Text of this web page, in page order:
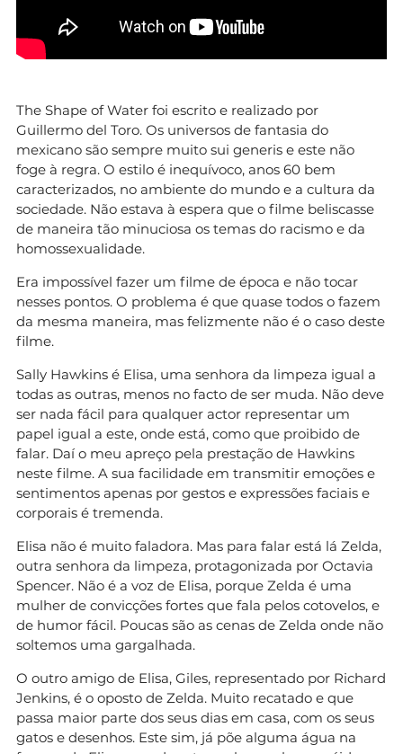
The Shape of Water foi escrito e realizado por
Guillermo del Toro. Os universos de fantasia do
mexicano são sempre muito sui generis e este não
foge à regra. O estilo é inequívoco, anos 60 bem
caracterizados, no ambiente do mundo e a cultura da
sociedade. Não estava à espera que o filme beliscasse
de maneira tão minuciosa os temas do racismo e da
homossexualidade.
Era impossível fazer um filme de época e não tocar
nesses pontos. O problema é que quase todos o fazem
da mesma maneira, mas felizmente não é o caso deste
filme.
Sally Hawkins é Elisa, uma senhora da limpeza igual a
todas as outras, menos no facto de ser muda. Não deve
ser nada fácil para qualquer actor representar um
papel igual a este, onde está, como que proibido de
falar. Daí o meu apreço pela prestação de Hawkins
neste filme. A sua facilidade em transmitir emoções e
sentimentos apenas por gestos e expressões faciais e
corporais é tremenda.
Elisa não é muito faladora. Mas para falar está lá Zelda,
outra senhora da limpeza, protagonizada por Octavia
Spencer. Não é a voz de Elisa, porque Zelda é uma
mulher de convicções fortes que fala pelos cotovelos, e
de humor fácil. Poucas são as cenas de Zelda onde não
soltemos uma gargalhada.
O outro amigo de Elisa, Giles, representado por Richard
Jenkins, é o oposto de Zelda. Muito recatado e que
passa maior parte dos seus dias em casa, com os seus
gatos e desenhos. Este sim, já põe alguma água na